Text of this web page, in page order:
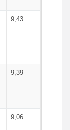
9,43
9,39
9,06